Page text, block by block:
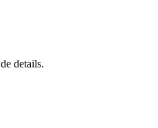
details.